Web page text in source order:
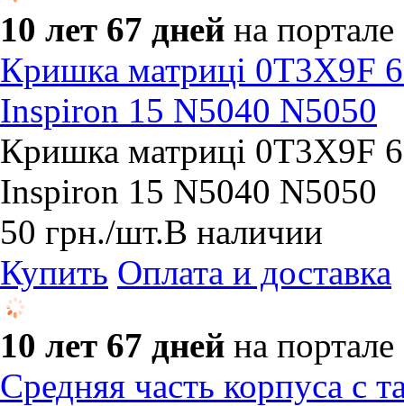
10 лет 67 дней на портале
Кришка матриці 0T3X9F
Inspiron 15 N5040 N5050
Кришка матриці 0T3X9F
Inspiron 15 N5040 N5050
50 грн./шт.В наличии
Купить Оплата и доставка
10 лет 67 дней на портале
Средняя часть корпуса с